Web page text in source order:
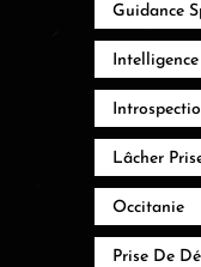
Guidance
Lâcher
Occitanie
Prise De